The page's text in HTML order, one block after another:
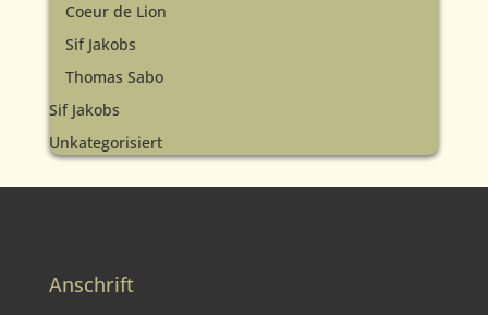
Coeur de Lion
Sif Jakobs
Thomas Sabo
Sif Jakobs
Unkategorisiert
Anschrift